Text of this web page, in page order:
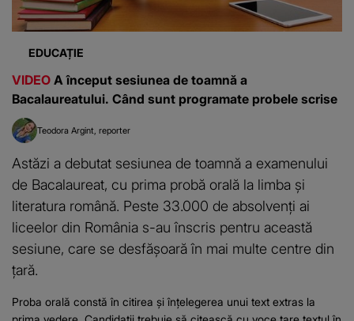
EDUCAȚIE
VIDEO A început sesiunea de toamnă a
Bacalaureatului. Când sunt programate probele scrise
Teodora Argint reporter
Astăzi a debutat sesiunea de toamnă a examenului
de Bacalaureat, cu prima probă orală la limba și
literatura română. Peste 33.000 de absolvenți ai
liceelor din România s-au înscris pentru această
sesiune, care se desfășoară în mai multe centre din
țară.
Proba orală constă în citirea și înțelegerea unui text extras la